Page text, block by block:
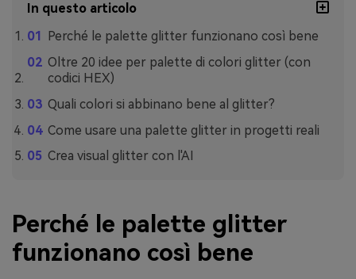
In questo articolo
Perché le palette glitter funzionano così bene
Oltre 20 idee per palette di colori glitter (con
codici HEX)
Quali colori si abbinano bene al glitter?
Come usare una palette glitter in progetti reali
Crea visual glitter con l'AI
Perché le palette glitter
funzionano così bene